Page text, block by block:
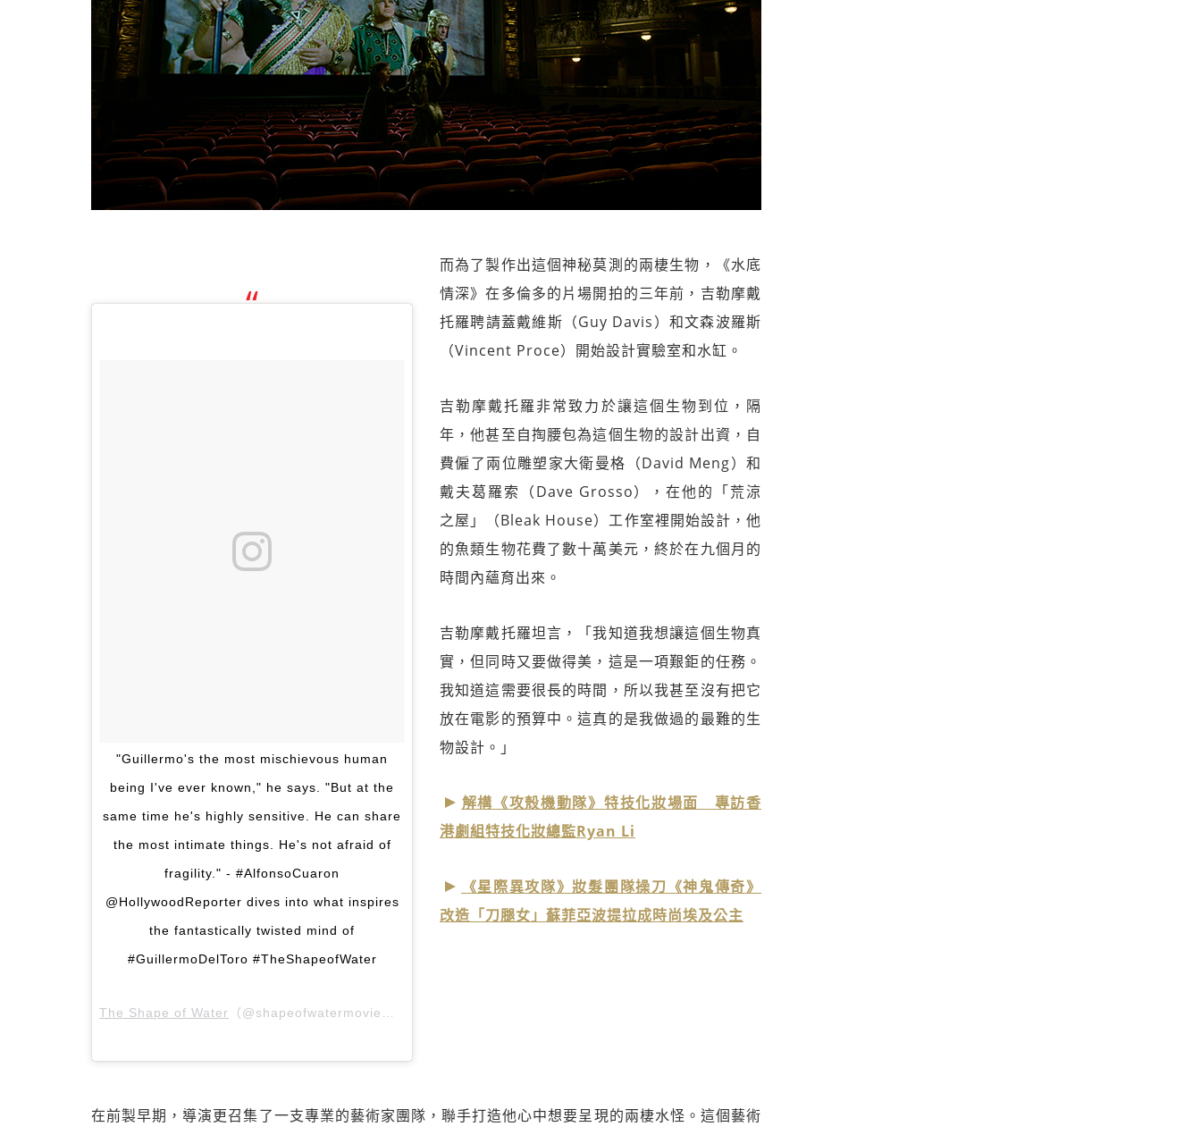
"Guillermo's the most mischievous human
being I've ever known," he says. "But at the
same time he's highly sensitive. He can share
the most intimate things. He's not afraid of
fragility." - #AlfonsoCuaron
@HollywoodReporter dives into what inspires
the fantastically twisted mind of
#GuillermoDelToro #TheShapeofWater
The Shape of Water （@shapeofwatermovie）分享的貼文 於
而為了製作出這個神秘莫測的兩棲生物，《水底
情深》在多倫多的片場開拍的三年前，吉勒摩戴
托羅聘請蓋戴維斯（Guy Davis）和文森波羅斯
（Vincent Proce）開始設計實驗室和水缸。
吉勒摩戴托羅非常致力於讓這個生物到位，隔
年，他甚至自掏腰包為這個生物的設計出資，自
費僱了兩位雕塑家大衛曼格（David Meng）和
戴夫葛羅索（Dave Grosso），在他的「荒涼
之屋」（Bleak House）工作室裡開始設計，他
的魚類生物花費了數十萬美元，終於在九個月的
時間內蘊育出來。
吉勒摩戴托羅坦言，「我知道我想讓這個生物真
實，但同時又要做得美，這是一項艱鉅的任務。
我知道這需要很長的時間，所以我甚至沒有把它
放在電影的預算中。這真的是我做過的最難的生
物設計。」
解構《攻殼機動隊》特技化妝場面 專訪香
港劇組特技化妝總監Ryan Li
《星際異攻隊》妝髮團隊操刀《神鬼傳奇》
改造「刀腿女」蘇菲亞波提拉成時尚埃及公主
在前製早期，導演更召集了一支專業的藝術家團隊，聯手打造他心中想要呈現的兩棲水怪。這個藝術